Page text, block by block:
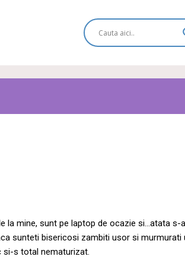
la mine, sunt pe laptop de ocazie si…atata s-a
sunteti bisericosi zambiti usor si murmurati
si-s total nematurizat.